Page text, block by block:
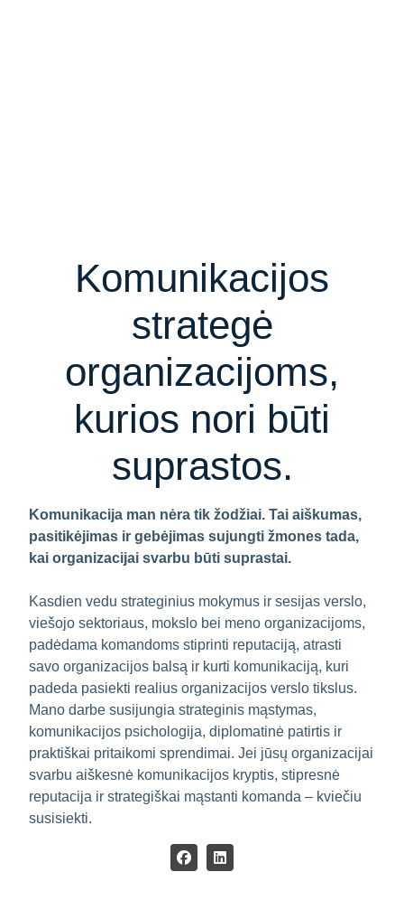
Komunikacijos
strategė
organizacijoms,
kurios nori būti
suprastos.
Komunikacija man nėra tik žodžiai. Tai aiškumas,
pasitikėjimas ir gebėjimas sujungti žmones tada,
kai organizacijai svarbu būti suprastai.
Kasdien vedu strateginius mokymus ir sesijas verslo,
viešojo sektoriaus, mokslo bei meno organizacijoms,
padėdama komandoms stiprinti reputaciją, atrasti
savo organizacijos balsą ir kurti komunikaciją, kuri
padeda pasiekti realius organizacijos verslo tikslus.
Mano darbe susijungia strateginis mąstymas,
komunikacijos psichologija, diplomatinė patirtis ir
praktiškai pritaikomi sprendimai. Jei jūsų organizacijai
svarbu aiškesnė komunikacijos kryptis, stipresnė
reputacija ir strategiškai mąstanti komanda – kviečiu
susisiekti.